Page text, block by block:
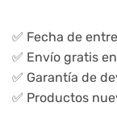
✅ Fecha de
✅ Envío gratis
✅ Garantía de
✅ Productos